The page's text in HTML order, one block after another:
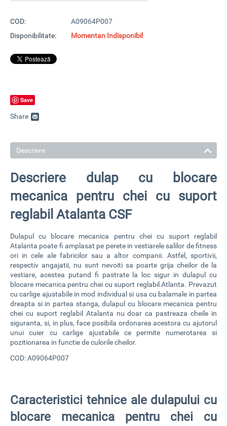
COD:
A09064P007
Disponibilitate:
Momentan Indisponibil
Save
Share
Descriere
Descriere dulap cu blocare
mecanica pentru chei cu suport
reglabil Atalanta CSF
Dulapul cu blocare mecanica pentru chei cu suport reglabil
Atalanta poate fi amplasat pe perete in vestiarele salilor de fitness
ori in cele ale fabricilor sau a altor companii. Astfel, sportivii,
respectiv angajatii, nu sunt nevoiti sa poarte grija cheilor de la
vestiare, acestea putand fi pastrate la loc sigur indulapul cu
blocare mecanica pentru chei cu suport reglabil Atlanta. Prevazut
cu carlige ajustabile in mod individual si usa cu balamale in partea
dreapta si in partea stanga, dulapul cu blocare mecanica pentru
chei cu suport reglabil Atalanta nu doar ca pastreaza cheile in
siguranta, si, in plus, face posibila ordonarea acestora cu ajutorul
unui cuier cu carlige ajustabile ce permite numerotarea si
pozitionarea in functie de culorile cheilor.
COD: A09064P007
Caracteristici tehnice ale dulapului cu
blocare mecanica pentru chei cu